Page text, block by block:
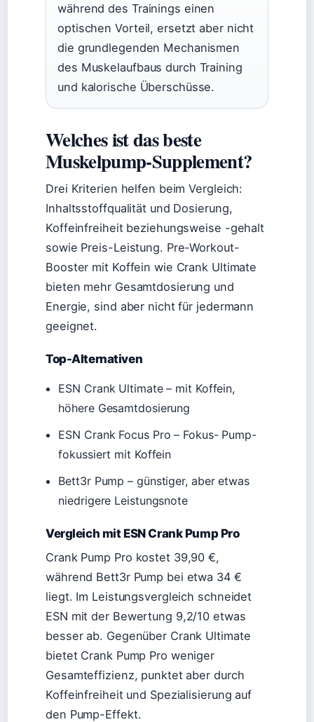
während des Trainings einen
optischen Vorteil, ersetzt aber nicht
die grundlegenden Mechanismen
des Muskelaufbaus durch Training
und kalorische Überschüsse.
Welches ist das beste
Muskelpump-Supplement?
Drei Kriterien helfen beim Vergleich:
Inhaltsstoffqualität und Dosierung,
Koffeinfreiheit beziehungsweise -gehalt
sowie Preis-Leistung. Pre-Workout-
Booster mit Koffein wie Crank Ultimate
bieten mehr Gesamtdosierung und
Energie, sind aber nicht für jedermann
geeignet.
Top-Alternativen
ESN Crank Ultimate – mit Koffein,
höhere Gesamtdosierung
ESN Crank Focus Pro – Fokus- Pump-
fokussiert mit Koffein
Bett3r Pump – günstiger, aber etwas
niedrigere Leistungsnote
Vergleich mit ESN Crank Pump Pro
Crank Pump Pro kostet 39,90 €,
während Bett3r Pump bei etwa 34 €
liegt. Im Leistungsvergleich schneidet
ESN mit der Bewertung 9,2/10 etwas
besser ab. Gegenüber Crank Ultimate
bietet Crank Pump Pro weniger
Gesamteffizienz, punktet aber durch
Koffeinfreiheit und Spezialisierung auf
den Pump-Effekt.